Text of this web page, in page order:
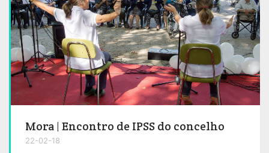
Mora | Encontro de IPSS do concelho
22-02-18